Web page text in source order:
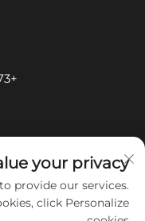
+86-18742465373
[email protected] your privacy
provide our services.
click Personalize